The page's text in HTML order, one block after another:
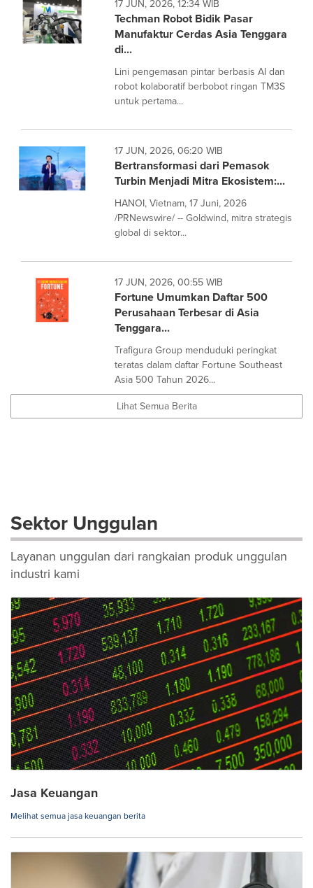
17 JUN, 2026, 12:34 WIB
Techman Robot Bidik Pasar
Manufaktur Cerdas Asia Tenggara
di...
Lini pengemasan pintar berbasis AI dan
robot kolaboratif berbobot ringan TM3S
untuk pertama...
17 JUN, 2026, 06:20 WIB
Bertransformasi dari Pemasok
Turbin Menjadi Mitra Ekosistem:...
HANOI, Vietnam, 17 Juni, 2026
/PRNewswire/ -- Goldwind, mitra strategis
global di sektor...
17 JUN, 2026, 00:55 WIB
Fortune Umumkan Daftar 500
Perusahaan Terbesar di Asia
Tenggara...
Trafigura Group menduduki peringkat
teratas dalam daftar Fortune Southeast
Asia 500 Tahun 2026...
Lihat Semua Berita
Sektor Unggulan
Layanan unggulan dari rangkaian produk unggulan
industri kami
Jasa Keuangan
Melihat semua jasa keuangan berita